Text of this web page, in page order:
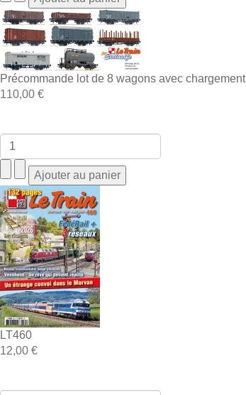
Précommande lot de 8 wagons avec chargement
110,00 €
LT460
12,00 €